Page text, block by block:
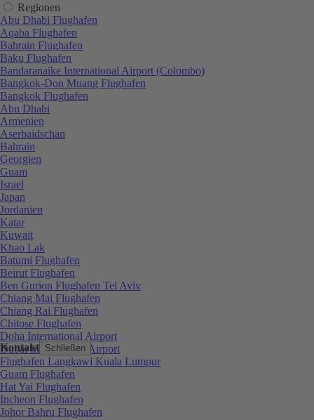
Kontakt Schließen
Regionen
Abu Dhabi Flughafen
Aqaba Flughafen
Bahrain Flughafen
Baku Flughafen
Bandaranaike International Airport (Colombo)
Bangkok-Don Muang Flughafen
Bangkok Flughafen
Abu Dhabi
Armenien
Aserbaidschan
Bahrain
Georgien
Guam
Israel
Japan
Jordanien
Katar
Kuwait
Khao Lak
Batumi Flughafen
Beirut Flughafen
Ben Gurion Flughafen Tel Aviv
Chiang Mai Flughafen
Chiang Rai Flughafen
Chitose Flughafen
Doha International Airport
Dubai International Airport
Flughafen Langkawi Kuala Lumpur
Guam Flughafen
Hat Yai Flughafen
Incheon Flughafen
Johor Bahru Flughafen